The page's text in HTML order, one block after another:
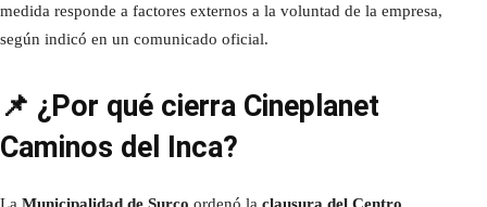
medida responde a factores externos a la voluntad de la empresa,
según indicó en un comunicado oficial.
📌 ¿Por qué cierra Cineplanet
Caminos del Inca?